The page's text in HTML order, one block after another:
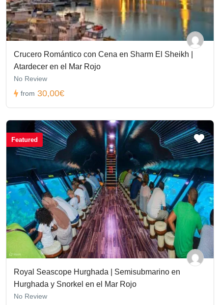
Crucero Romántico con Cena en Sharm El Sheikh |
Atardecer en el Mar Rojo
No Review
from 30,00€
Featured
Royal Seascope Hurghada | Semisubmarino en
Hurghada y Snorkel en el Mar Rojo
No Review